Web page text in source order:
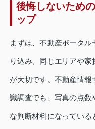
後悔しないため
ップ
まずは、不動産ポータ
り込み、同じエリアや
が大切です。不動産情
識調査でも、写真の点数
な判断材料になっている